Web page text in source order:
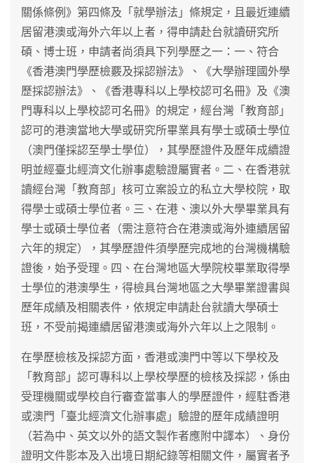
關係條例》第四條及「就學辦法」條規定，且最近連續
居留港澳或海外六年以上者，得申請赴台就讀研究所
碩、博士班，申請者尚須具下列學歷之一：一、符合
《香港澳門學歷檢覈及採認辦法》、《大學辦理國外學
歷採認辦法》、《香港專科以上學校認可名冊》及《澳
門專科以上學校認可名冊》的規定，經台灣「教育部」
認可的港澳當地大學或研究所畢業具有學士或碩士學位
（澳門僅採認至學士學位），其學歷證件及歷年成續證
明並經臺北經濟文化辦事處驗證屬實者。二、在香港就
讀經台灣「教育部」核可立案設立的私立大學校院，取
得學士或碩士學位者。三、在港、澳以外大學畢業具有
學士或碩士學位者（需注意符合在港澳或海外連續居留
六年的規定），其學歷證件須學歷完成地的台灣機構驗
證後，始予受理。四、在台灣地區大學院校畢業取得學
士學位的港澳學生，得檢具台灣地區之大學畢業證書與
歷年成績及相關表件，依規定申請赴台就讀大學碩士
班，不受前揭連續居留港澳或海外六年以上之限制。
在學歷檢核及採認方面，香港或澳門中等以下學校及
「教育部」認可專科以上學校學歷的檢核及採認，係由
受理機關或學校自行審查當事人的學歷證件，經駐香港
或澳門「臺北經濟文化辦事處」驗證的歷年成績證明
（若為中、英文以外的語文製作者應附中譯本）、身份
證明文件影本及入出境日期紀錄等相關文件，屬實者予